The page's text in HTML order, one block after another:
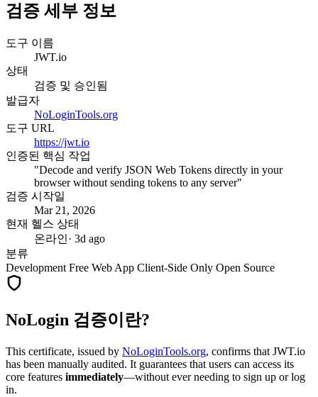
검증 세부 정보
도구 이름
JWT.io
상태
검증 및 승인됨
발급자
NoLoginTools.org
도구 URL
https://jwt.io
인증된 핵심 작업
"Decode and verify JSON Web Tokens directly in your
browser without sending tokens to any server"
검증 시작일
Mar 21, 2026
현재 헬스 상태
온라인· 3d ago
분류
Development Free Web App Client-Side Only Open Source
NoLogin 검증이란?
This certificate, issued by NoLoginTools.org, confirms that JWT.io
has been manually audited. It guarantees that users can access its
core features immediately—without ever needing to sign up or log
in.